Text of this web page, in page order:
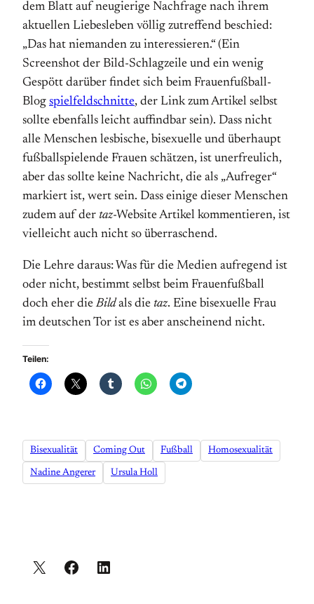
dem Blatt auf neugierige Nachfrage nach ihrem
aktuellen Liebesleben völlig zutreffend beschied:
„Das hat niemanden zu interessieren.“ (Ein
Screenshot der Bild-Schlagzeile und ein wenig
Gespött darüber findet sich beim Frauenfußball-
Blog spielfeldschnitte, der Link zum Artikel selbst
sollte ebenfalls leicht auffindbar sein). Dass nicht
alle Menschen lesbische, bisexuelle und überhaupt
fußballspielende Frauen schätzen, ist unerfreulich,
aber das sollte keine Nachricht, die als „Aufreger“
markiert ist, wert sein. Dass einige dieser Menschen
zudem auf der taz-Website Artikel kommentieren, ist
vielleicht auch nicht so überraschend.
Die Lehre daraus: Was für die Medien aufregend ist
oder nicht, bestimmt selbst beim Frauenfußball
doch eher dieBildals die taz. Eine bisexuelle Frau
im deutschen Tor ist es aber anscheinend nicht.
Teilen:
Bisexualität Coming Out Fußball Homosexualität
Nadine Angerer Ursula Holl